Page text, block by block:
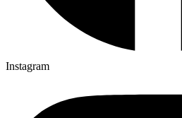
Instagram